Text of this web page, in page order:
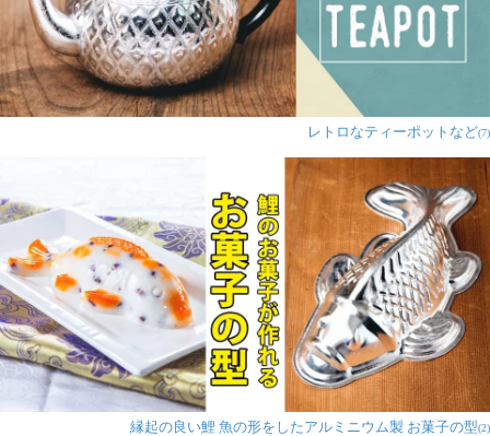
レトロなティーポットなど(7)
縁起の良い鯉 魚の形をしたアルミニウム製 お菓子の型(2)